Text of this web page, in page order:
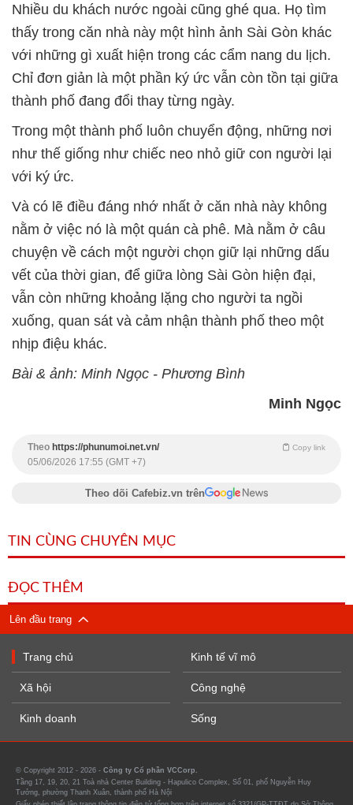
Nhiều du khách nước ngoài cũng ghé qua. Họ tìm
thấy trong căn nhà này một hình ảnh Sài Gòn khác
với những gì xuất hiện trong các cẩm nang du lịch.
Chỉ đơn giản là một phần ký ức vẫn còn tồn tại giữa
thành phố đang đổi thay từng ngày.
Trong một thành phố luôn chuyển động, những nơi
như thế giống như chiếc neo nhỏ giữ con người lại
với ký ức.
Và có lẽ điều đáng nhớ nhất ở căn nhà này không
nằm ở việc nó là một quán cà phê. Mà nằm ở câu
chuyện về cách một người chọn giữ lại những dấu
vết của thời gian, để giữa lòng Sài Gòn hiện đại,
vẫn còn những khoảng lặng cho người ta ngồi
xuống, quan sát và cảm nhận thành phố theo một
nhịp điệu khác.
Bài & ảnh: Minh Ngọc - Phương Bình
Minh Ngọc
Theo https://phunumoi.net.vn/ Copy link
05/06/2026 17:55 (GMT +7)
Theo dõi Cafebiz.vn trên
TIN CÙNG CHUYÊN MỤC
ĐỌC THÊM
Lên đầu trang
Trang chủ
Xã hội
Kinh doanh
Kinh tế vĩ mô
Công nghệ
Sống
© Copyright 2012 - 2026 - Công ty Cổ phần VCCorp.
Tầng 17, 19, 20, 21 Toà nhà Center Building - Hapulico Complex, Số 01, phố Nguyễn Huy
Tưởng, phường Thanh Xuân, thành phố Hà Nội